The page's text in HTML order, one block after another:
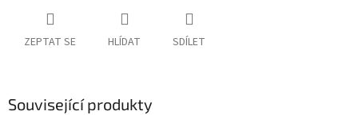
ZEPTAT SE HLÍDAT SDÍLET
Související produkty